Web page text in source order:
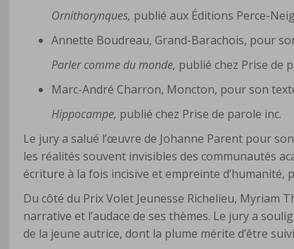
Ornithorynques, publié aux Éditions Perce-
Annette Boudreau, Grand-Barachois, pour
Parler comme du monde, publié chez Prise de
Marc-André Charron, Moncton, pour son
Hippocampe, publié chez Prise de parole inc.
Le jury a salué l’œuvre de Johanne Parent pour
les réalités souvent invisibles des communautés
écriture à la fois incisive et empreinte d’humanité,
Du côté du Prix Volet Jeunesse Richelieu, Myriam
narrative et l’audace de ses thèmes. Le jury a
de la jeune autrice, dont la plume mérite d’être